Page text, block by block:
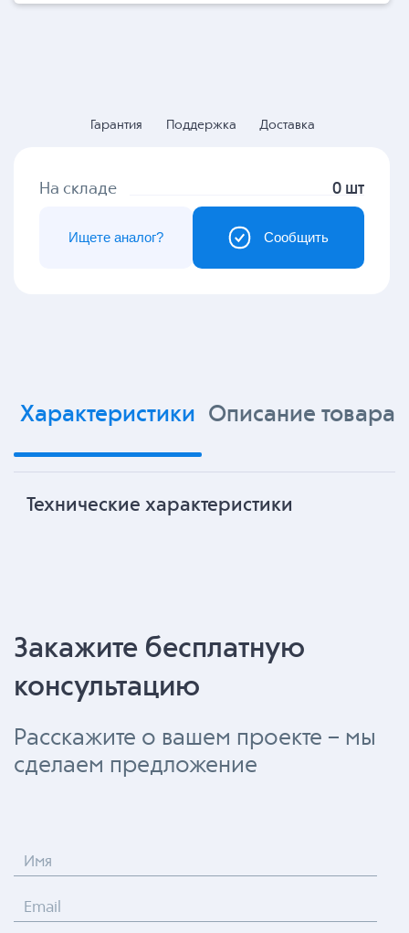
Гарантия Поддержка Доставка
На складе 0 шт
Сообщить
Ищете аналог?
Характеристики Описание товара
Технические характеристики
Закажите бесплатную
консультацию
Расскажите о вашем проекте – мы
сделаем предложение
Имя
Email